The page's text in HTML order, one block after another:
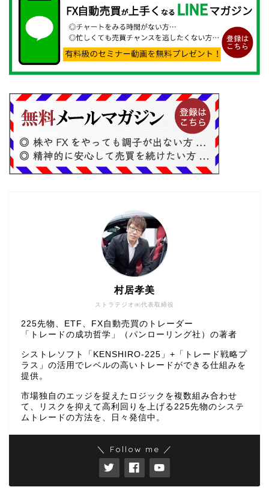
ストラテジオ㈱代表取締役
村居孝美
225先物、ETF、FX自動売買のトレーダー
「トレードの成功哲学」（パンローリング社）の著者
シストレソフト「KENSHIRO-225」+「トレード戦略プ
ラス」の活用でレベルの高いトレードができる仕組みを
提供。
市場独自のエッジを捉えたロジックを複数組み合わせ
て、リスクを抑えて高利回りを上げる225先物のシステ
ムトレードの方法を、日々発信中。
＼ Follow me ／